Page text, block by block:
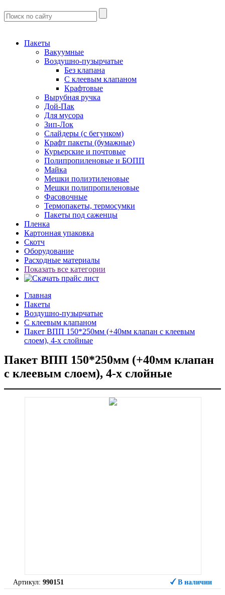
Пакеты
Вакуумные
Воздушно-пузырчатые
Без клапана
С клеевым клапаном
Крафтовые
Вырубная ручка
Дой-Пак
Для мусора
Зип-Лок
Слайдеры (с бегунком)
Крафт пакеты (бумажные)
Курьерские и почтовые
Полипропиленовые и БОПП
Майка
Мешки полиэтиленовые
Мешки полипропиленовые
Фасовочные
Термопакеты, термосумки
Пакеты под саженцы
Пленка
Картонная упаковка
Скотч
Оборудование
Расходные материалы
Показать все категории
Главная
Пакеты
Воздушно-пузырчатые
С клеевым клапаном
Пакет ВПП 150*250мм (+40мм клапан с клеевым
слоем), 4-х слойные
Пакет ВПП 150*250мм (+40мм клапан
с клеевым слоем), 4-х слойные
Артикул: 990151 В наличии